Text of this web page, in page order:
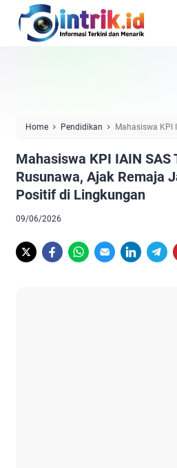
Home Pendidikan
Mahasiswa KPI
Mahasiswa KPI IAIN SAS
Rusunawa, Ajak Remaja
Positif di Lingkungan
09/06/2026